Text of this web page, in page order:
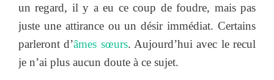
un regard, il y a eu ce coup de foudre, mais pas
juste une attirance ou un désir immédiat. Certains
parleront d’âmes sœurs. Aujourd’hui avec le recul
je n’ai plus aucun doute à ce sujet.